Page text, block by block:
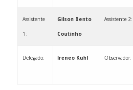
Assistente
1:
Gilson Bento
Coutinho
Assistente 2:
Delegado: Ireneo Kuhl Observador: ­­­­­­­­­­­­­­­­­­­­­­­